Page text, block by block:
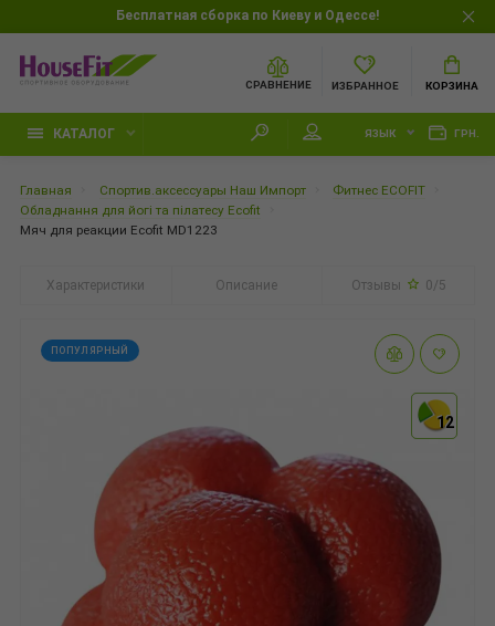
Бесплатная сборка по Киеву и Одессе!
СРАВНЕНИЕ ИЗБРАННОЕ КОРЗИНА
КАТАЛОГ ЯЗЫК ГРН.
Главная Спортив.аксессуары Наш Импорт
Фитнес ECOFIT
Обладнання для йогі та пілатесу Ecofit
Мяч для реакции Ecofit MD1223
Характеристики Описание Отзывы 0/5
12
12
ПОПУЛЯРНЫЙ